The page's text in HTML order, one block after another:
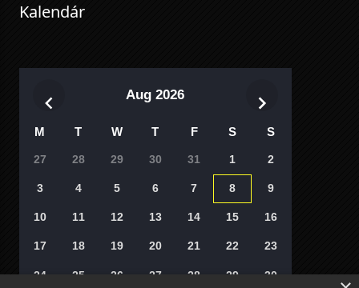
Kalendár
Aug 2026
M T W T F S S
27 28 29 30 31 1 2
3 4 5 6 7 8 9
10 11 12 13 14 15 16
17 18 19 20 21 22 23
24 25 26 27 28 29 30